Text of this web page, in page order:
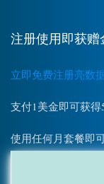
注册使用即获赠
立即免费注册亮数
支付1美金即可获得
使用任何月套餐即